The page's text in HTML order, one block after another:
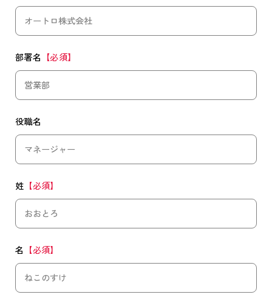
部署名 【必須】
役職名
姓 【必須】
名 【必須】